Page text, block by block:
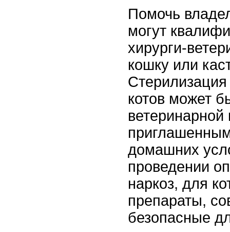
Помочь
могут
хирурги-
кошку или
котов может
ветеринарной
домашних
проведении
наркоз, для
препараты,
безопасные